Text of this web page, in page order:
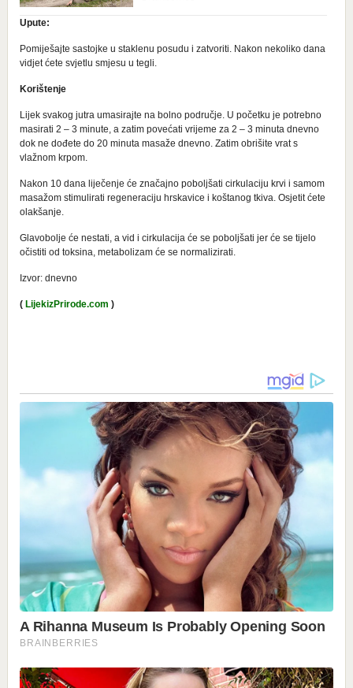
Upute:
Pomiješajte sastojke u staklenu posudu i zatvoriti. Nakon nekoliko dana
vidjet ćete svjetlu smjesu u tegli.
Korištenje
Lijek svakog jutra umasirajte na bolno područje. U početku je potrebno
masirati 2 – 3 minute, a zatim povećati vrijeme za 2 – 3 minuta dnevno
dok ne dođete do 20 minuta masaže dnevno. Zatim obrišite vrat s
vlažnom krpom.
Nakon 10 dana liječenje će značajno poboljšati cirkulaciju krvi i samom
masažom stimulirati regeneraciju hrskavice i koštanog tkiva. Osjetit ćete
olakšanje.
Glavobolje će nestati, a vid i cirkulacija će se poboljšati jer će se tijelo
očistiti od toksina, metabolizam će se normalizirati.
Izvor: dnevno
( LijekizPrirode.com )